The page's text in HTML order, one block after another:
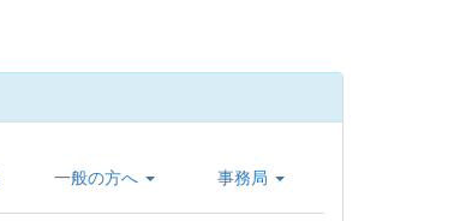
一般の方へ 事務局